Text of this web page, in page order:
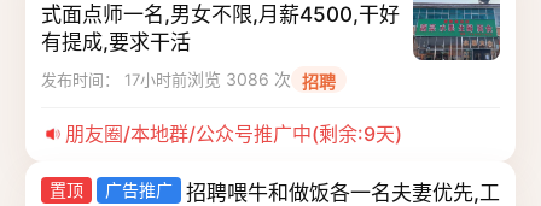
式面点师一名,男女不限,月薪4500,干好
有提成,要求干活
发布时间： 17小时前浏览 3086 次 招聘
朋友圈/本地群/公众号推广中(剩余:9天)
置顶 广告推广
招聘喂牛和做饭各一名夫妻优先,工